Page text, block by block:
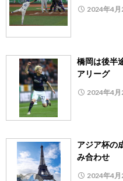
2024年4月
橋岡は後半
アリーグ
2024年4月
アジア杯の
み合わせ
2024年4月